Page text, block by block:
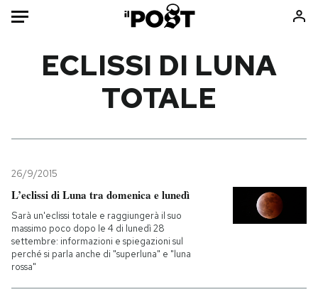
Mondo
Tecnologia
Internet
Scienza
Cultura
Economia
Libri
Ok Boomer!
Media
Europa
ECLISSI DI LUNA
TOTALE
26/9/2015
L’eclissi di Luna tra domenica e lunedì
Sarà un'eclissi totale e raggiungerà il suo
massimo poco dopo le 4 di lunedì 28
settembre: informazioni e spiegazioni sul
perché si parla anche di "superluna" e "luna
rossa"